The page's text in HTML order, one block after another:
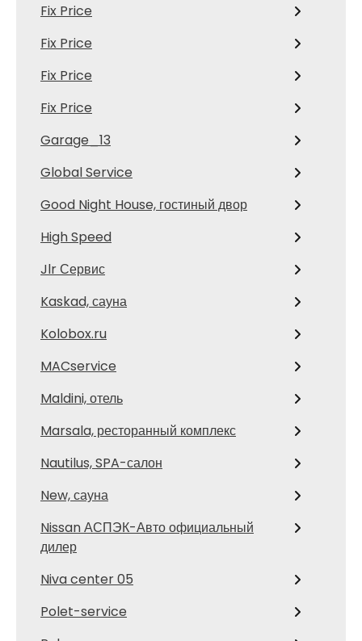
Fix Price
Fix Price
Fix Price
Fix Price
Garage_13
Global Service
Good Night House, гостиный двор
High Speed
Jlr Сервис
Kaskad, сауна
Kolobox.ru
MACservice
Maldini, отель
Marsala, ресторанный комплекс
Nautilus, SPA-салон
New, сауна
Nissan АСПЭК-Авто официальный
дилер
Niva center 05
Polet-service